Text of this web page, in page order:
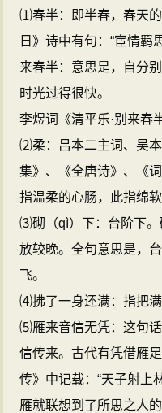
⑴春半：即半春，春天
日》诗中有句：“宦情羁
来春半：意思是，自分
时光过得很快。
李煜词《清平乐·别来春
⑵柔：吕本二主词、吴
集》、《全唐诗》、《
指温柔的心肠，此指绵软
⑶砌（qì）下：台阶下。
放较晚。全句意思是，
飞。
⑷拂了一身还满：指把满
⑸雁来音信无凭：这句
信传来。古代有凭借雁
传》中记载：“天子射上
雁就联想到了所思之人